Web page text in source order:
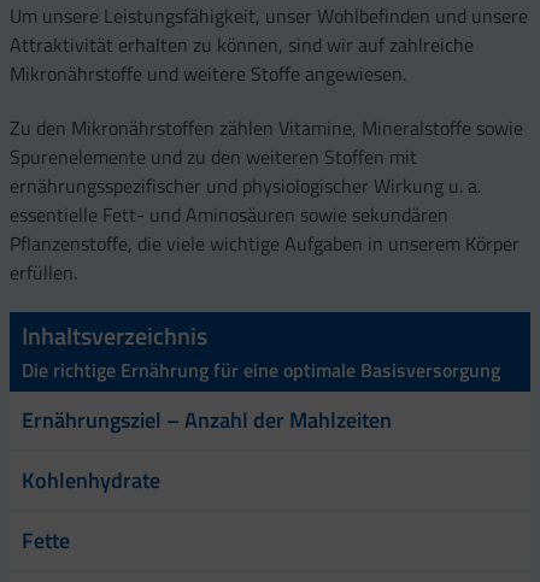
Um unsere Leistungsfähigkeit, unser Wohlbefinden und unsere
Attraktivität erhalten zu können, sind wir auf zahlreiche
Mikronährstoffe und weitere Stoffe angewiesen.
Zu den Mikronährstoffen zählen Vitamine, Mineralstoffe sowie
Spurenelemente und zu den weiteren Stoffen mit
ernährungsspezifischer und physiologischer Wirkung u. a.
essentielle Fett- und Aminosäuren sowie sekundären
Pflanzenstoffe, die viele wichtige Aufgaben in unserem Körper
erfüllen.
Inhaltsverzeichnis
Die richtige Ernährung für eine optimale Basisversorgung
Ernährungsziel – Anzahl der Mahlzeiten
Kohlenhydrate
Fette